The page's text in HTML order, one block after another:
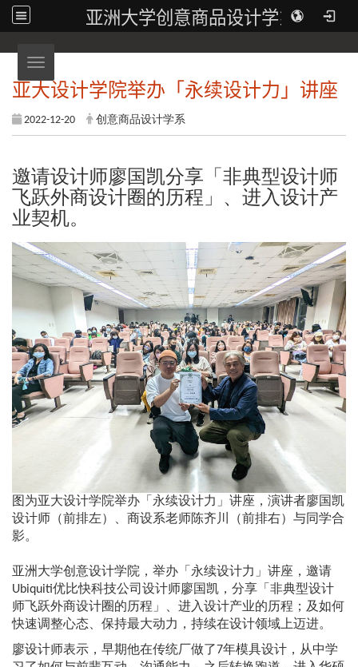
亚洲大学创意商品设计学系
Toggle navigation
亚大设计学院举办「永续设计力」讲座
2022-12-20 创意商品设计学系
邀请设计师廖国凯分享「非典型设计师
飞跃外商设计圈的历程」、进入设计产
业契机。
图为亚大设计学院举办「永续设计力」讲座，演讲者廖国凯
设计师（前排左）、商设系老师陈齐川（前排右）与同学合
影。
亚洲大学创意设计学院，举办「永续设计力」讲座，邀请
Ubiquiti优比快科技公司设计师廖国凯，分享「非典型设计
师飞跃外商设计圈的历程」、进入设计产业的历程；及如何
快速调整心态、保持最大动力，持续在设计领域上迈进。
廖设计师表示，早期他在传统厂做了7年模具设计，从中学